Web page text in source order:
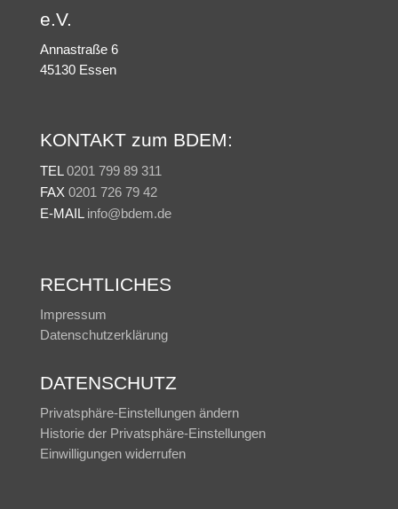
e.V.
Annastraße 6
45130 Essen
KONTAKT zum BDEM:
TEL 0201 799 89 311
FAX 0201 726 79 42
E-MAIL info@bdem.de
RECHTLICHES
Impressum
Datenschutzerklärung
DATENSCHUTZ
Privatsphäre-Einstellungen ändern
Historie der Privatsphäre-Einstellungen
Einwilligungen widerrufen